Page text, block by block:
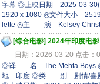
字幕 ◎上映日期 2025-03-
1920 x 1080 ◎文件大小
lette ◎主 演 Kelsey
[综合电影] 2024年印度电
日期：2026-03-20 点击：0
◎译 名 The Mehta
地 印度 ◎类 别 剧情/喜